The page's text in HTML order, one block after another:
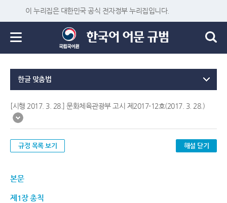
이 누리집은 대한민국 공식 전자정부 누리집입니다.
한글 맞춤법
[시행 2017. 3. 28.] 문화체육관광부 고시 제2017-12호(2017. 3. 28.)
규정 목록 보기 해설 닫기
본문
제1장 총칙